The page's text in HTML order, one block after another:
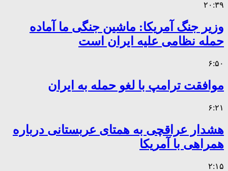
۲۰:۳۹
وزیر جنگ آمریکا: ماشین جنگی ما آماده
حمله نظامی علیه ایران است
۶:۵۰
موافقت ترامپ با لغو حمله به ایران
۶:۲۱
هشدار عراقچی به همتای عربستانی درباره
همراهی با آمریکا
۲:۱۵